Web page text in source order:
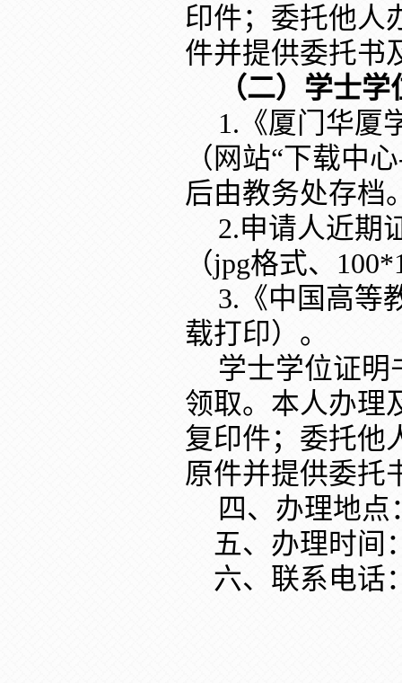
印件；委托他人
件并提供委托书
（二）学士
1.《厦门华厦
（网站“下载中
后由教务处存档
2.申请人近期
（jpg格式、
3.《中国高等
载打印）。
学士学位证明
领取。本人办理
复印件；委托他
原件并提供委托
四、办理地点
五、办理时间
六、联系电话